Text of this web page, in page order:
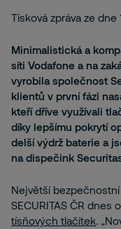
Tisková zpráva ze dne
Minimalistická a
síti Vodafone a na
vyrobila společnost
klientů v první fázi
kteří dříve využívali
díky lepšímu pokrytí
delší výdrž baterie a
na dispečink
Největší
SECURITAS ČR dnes
tísňových tlačítek.